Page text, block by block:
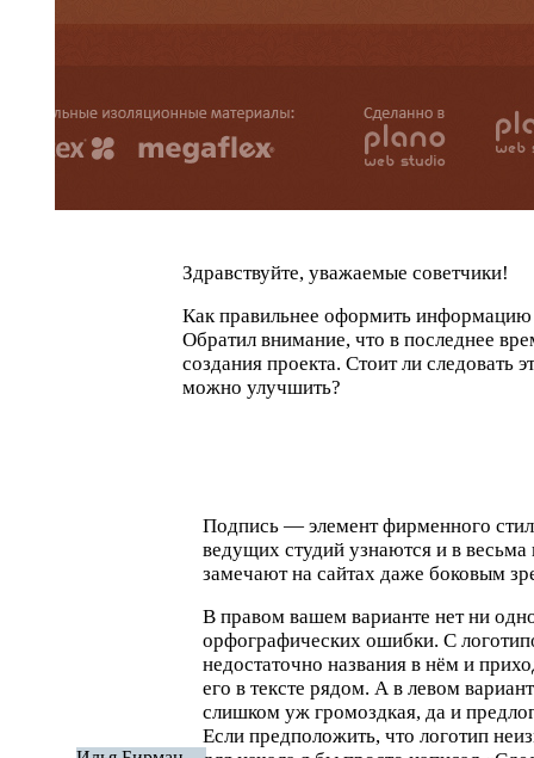
Здравствуйте, уважаемые советчики!
Как правильнее оформить информацию
Обратил внимание, что в последнее
создания проекта. Стоит ли следовать
можно улучшить?
Подпись — элемент фирменного
ведущих студий узнаются и в
замечают на сайтах даже боковым
В правом вашем варианте нет ни
орфографических ошибки. С
недостаточно названия в нём и
его в тексте рядом. А в левом
слишком уж громоздкая, да и
Если предположить, что логотип